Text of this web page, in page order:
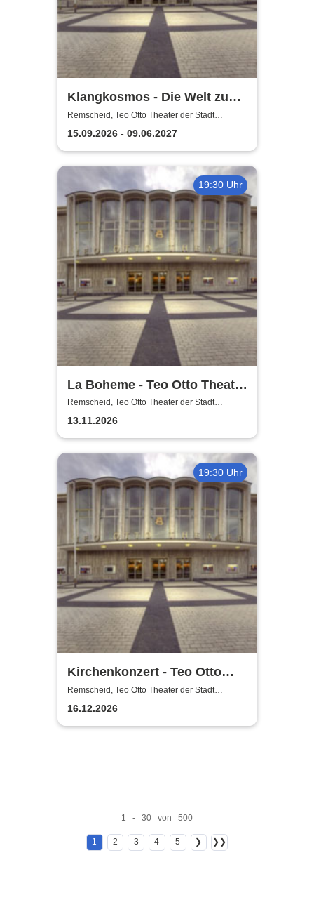
Klangkosmos - Die Welt zu
Gast in Remscheid
Remscheid, Teo Otto Theater der Stadt
Remscheid
15.09.2026 - 09.06.2027
19:30 Uhr
La Boheme - Teo Otto Theater
der Stadt Remscheid
Remscheid, Teo Otto Theater der Stadt
Remscheid
13.11.2026
19:30 Uhr
Kirchenkonzert - Teo Otto
Theater der Stadt Remscheid
Remscheid, Teo Otto Theater der Stadt
Remscheid
16.12.2026
1 - 30 von 500
1 2 3 4 5 ❯ ❯❯